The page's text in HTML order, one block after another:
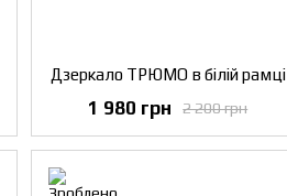
Дзеркало ТРЮМО в білій рамці
2 200 грн
1 980 грн